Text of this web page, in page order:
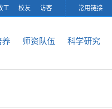
工 校友 访客 常用链接
养 师资队伍 科学研究